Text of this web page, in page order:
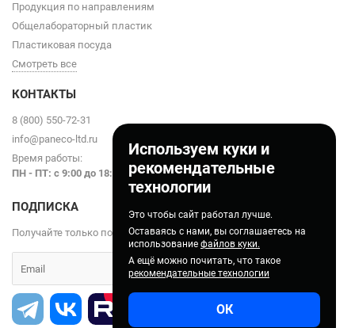
Используем куки и
рекомендательные
технологии
Это чтобы сайт работал лучше.
Оставаясь с нами, вы соглашаетесь на
использование файлов куки.
А ещё можно почитать, что такое
рекомендательные технологии
ОК
Продукция по направлениям
Общелабораторный пластик
Пластиковая посуда
Смотреть все
КОНТАКТЫ
8 (800) 550-72-31
info@paneco-ltd.ru
Время работы:
ПН - ПТ: с 9:00 до 18:00
ПОДПИСКА
Получайте только полезные статьи!